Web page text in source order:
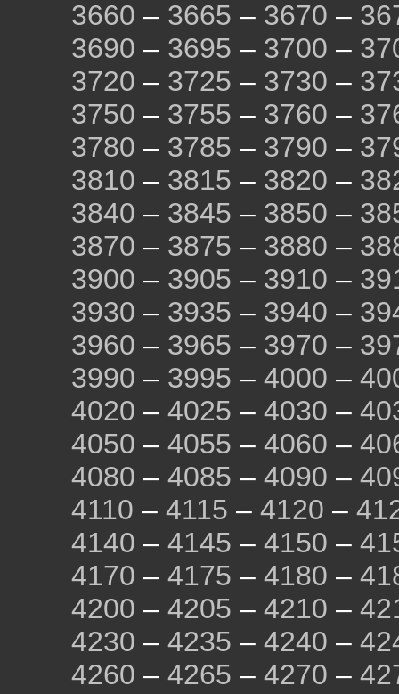
3660 – 3665 – 3670 –
3690 – 3695 – 3700 –
3720 – 3725 – 3730 –
3750 – 3755 – 3760 –
3780 – 3785 – 3790 –
3810 – 3815 – 3820 –
3840 – 3845 – 3850 –
3870 – 3875 – 3880 –
3900 – 3905 – 3910 –
3930 – 3935 – 3940 –
3960 – 3965 – 3970 –
3990 – 3995 – 4000 –
4020 – 4025 – 4030 –
4050 – 4055 – 4060 –
4080 – 4085 – 4090 –
4110 – 4115 – 4120 –
4140 – 4145 – 4150 –
4170 – 4175 – 4180 –
4200 – 4205 – 4210 –
4230 – 4235 – 4240 –
4260 – 4265 – 4270 –